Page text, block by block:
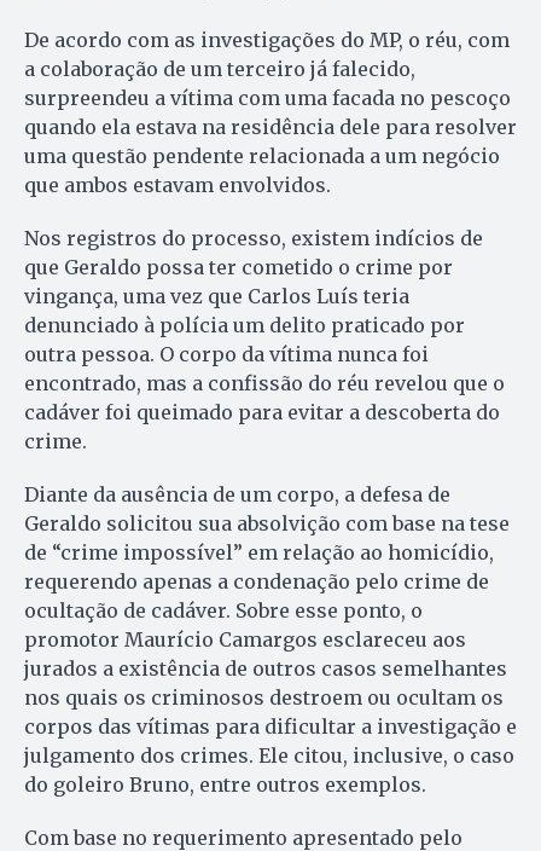
De acordo com as investigações do MP, o réu, com
a colaboração de um terceiro já falecido,
surpreendeu a vítima com uma facada no pescoço
quando ela estava na residência dele para resolver
uma questão pendente relacionada a um negócio
que ambos estavam envolvidos.
Nos registros do processo, existem indícios de
que Geraldo possa ter cometido o crime por
vingança, uma vez que Carlos Luís teria
denunciado à polícia um delito praticado por
outra pessoa. O corpo da vítima nunca foi
encontrado, mas a confissão do réu revelou que o
cadáver foi queimado para evitar a descoberta do
crime.
Diante da ausência de um corpo, a defesa de
Geraldo solicitou sua absolvição com base na tese
de “crime impossível” em relação ao homicídio,
requerendo apenas a condenação pelo crime de
ocultação de cadáver. Sobre esse ponto, o
promotor Maurício Camargos esclareceu aos
jurados a existência de outros casos semelhantes
nos quais os criminosos destroem ou ocultam os
corpos das vítimas para dificultar a investigação e
julgamento dos crimes. Ele citou, inclusive, o caso
do goleiro Bruno, entre outros exemplos.
Com base no requerimento apresentado pelo